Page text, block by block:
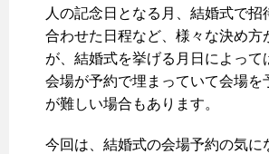
人の記念日となる月、結婚式で招
合わせた日程など、様々な決め方
が、結婚式を挙げる月日によって
会場が予約で埋まっていて会場を
が難しい場合もあります。
今回は、結婚式の会場予約の気に